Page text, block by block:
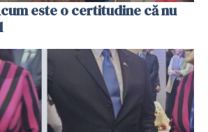
este o certitudine că nu